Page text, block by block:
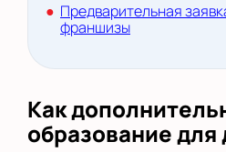
Предварительная
франшизы
Как
образование для